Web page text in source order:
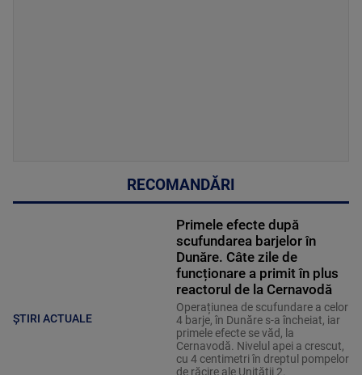
RECOMANDĂRI
ȘTIRI ACTUALE
Primele efecte după
scufundarea barjelor în
Dunăre. Câte zile de
funcționare a primit în plus
reactorul de la Cernavodă
Operațiunea de scufundare a celor
4 barje, în Dunăre s-a încheiat, iar
primele efecte se văd, la
Cernavodă. Nivelul apei a crescut,
cu 4 centimetri în dreptul pompelor
de răcire ale Unității 2.